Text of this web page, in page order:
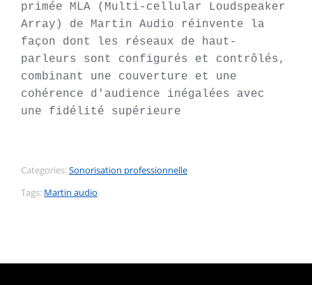
primée MLA (Multi-cellular Loudspeaker
Array)
de Martin Audio réinvente la
façon dont les réseaux de haut-
parleurs sont configurés et contrôlés,
combinant une couverture et une
cohérence d'audience inégalées avec
une fidélité supérieure
Categories:Sonorisation professionnelle
Tags: Martin audio